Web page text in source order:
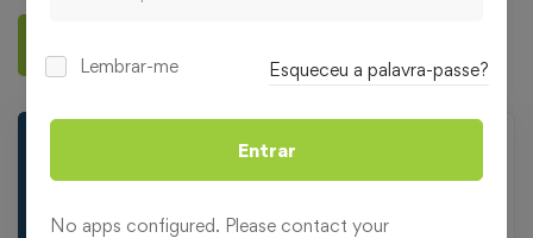
Lembrar-me Esqueceu a palavra-passe?
Entrar
No apps configured. Please contact your